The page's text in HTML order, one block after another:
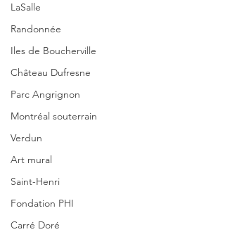
LaSalle
Randonnée
Iles de Boucherville
Château Dufresne
Parc Angrignon
Montréal souterrain
Verdun
Art mural
Saint-Henri
Fondation PHI
Carré Doré